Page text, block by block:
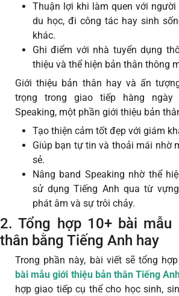
Thuận lợi khi làm quen với
du học, đi công tác hay sinh
khác.
Ghi điểm với nhà tuyển dụng
thiệu và thể hiện bản thân thông
Giới thiệu bản thân hay và ấn
trọng trong giao tiếp hàng ngày
Speaking, một phần giới thiệu bản
Tạo thiện cảm tốt đẹp với giám
Giúp bạn tự tin và thoải mái nhờ
sẻ.
Nâng band Speaking nhờ thể
sử dụng Tiếng Anh qua từ
phát âm và sự trôi chảy.
2. Tổng hợp 10+ bài mẫu
thân bằng Tiếng Anh hay
Trong phần này, bài viết sẽ tổng
bài mẫu giới thiệu bản thân Tiếng
hợp giao tiếp cụ thể cho học sinh,